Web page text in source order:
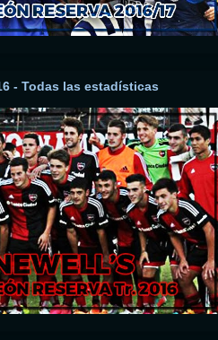
- Todas las estadísticas